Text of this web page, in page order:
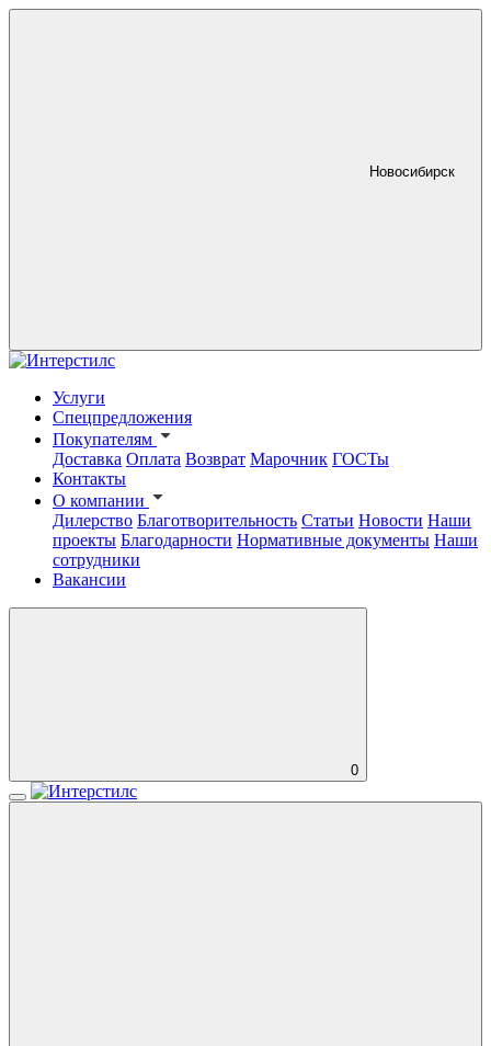
Новосибирск
Услуги
Спецпредложения
Покупателям
Доставка Оплата Возврат Марочник ГОСТы
Контакты
О компании
Дилерство Благотворительность Статьи Новости Наши
проекты Благодарности Нормативные документы Наши
сотрудники
Вакансии
0